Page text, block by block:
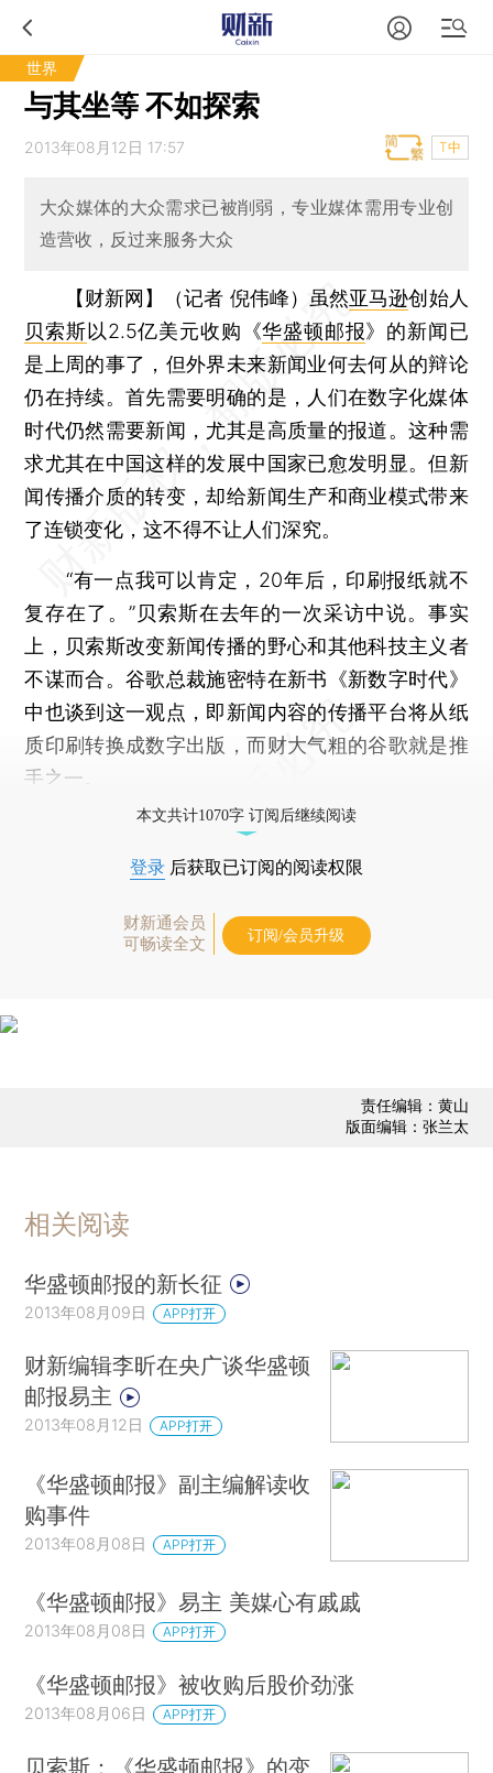
世界
与其坐等 不如探索
2013年08月12日 17:57 T中
大众媒体的大众需求已被削弱，专业媒体需用专业创
造营收，反过来服务大众
【财新网】（记者 倪伟峰） 虽然亚马逊创始人
贝索斯以2.5亿美元收购《华盛顿邮报》的新闻已
是上周的事了，但外界未来新闻业何去何从的辩论
仍在持续。首先需要明确的是，人们在数字化媒体
时代仍然需要新闻，尤其是高质量的报道。这种需
求尤其在中国这样的发展中国家已愈发明显。但新
闻传播介质的转变，却给新闻生产和商业模式带来
了连锁变化，这不得不让人们深究。
“有一点我可以肯定，20年后，印刷报纸就不
复存在了。”贝索斯在去年的一次采访中说。事实
上，贝索斯改变新闻传播的野心和其他科技主义者
不谋而合。谷歌总裁施密特在新书《新数字时代》
中也谈到这一观点，即新闻内容的传播平台将从纸
质印刷转换成数字出版，而财大气粗的谷歌就是推
手之一。
本文共计1070字 订阅后继续阅读
登录 后获取已订阅的阅读权限
财新通会员
可畅读全文
订阅/会员升级
责任编辑：黄山
版面编辑：张兰太
相关阅读
华盛顿邮报的新长征
2013年08月09日 APP打开
财新编辑李昕在央广谈华盛顿
邮报易主
2013年08月12日 APP打开
《华盛顿邮报》副主编解读收
购事件
2013年08月08日 APP打开
《华盛顿邮报》易主 美媒心有戚戚
2013年08月08日 APP打开
《华盛顿邮报》被收购后股价劲涨
2013年08月06日 APP打开
贝索斯：《华盛顿邮报》的变